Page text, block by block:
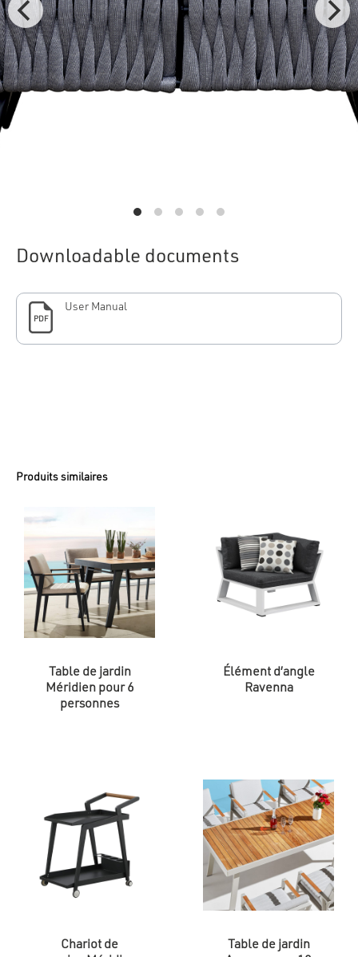
Downloadable documents
PDF
User Manual
Produits similaires
Table de jardin
Méridien pour 6
personnes
Élément d’angle
Ravenna
Chariot de
Table de jardin